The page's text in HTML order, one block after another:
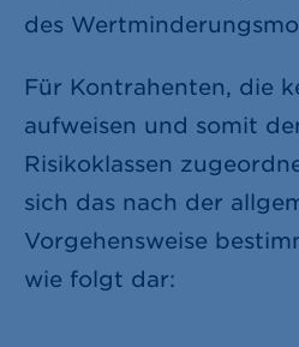
des
Für Kontrahenten, die
aufweisen und somit
Risikoklassen
sich das nach der
Vorgehensweise
wie folgt dar: